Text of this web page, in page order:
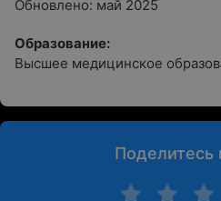
Обновлено: май 2025
Образование:
Высшее медицинское